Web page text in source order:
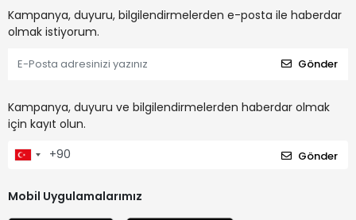
Kampanya, duyuru, bilgilendirmelerden e-posta ile haberdar
olmak istiyorum.
Gönder
Kampanya, duyuru ve bilgilendirmelerden haberdar olmak
için kayıt olun.
Gönder
Mobil Uygulamalarımız